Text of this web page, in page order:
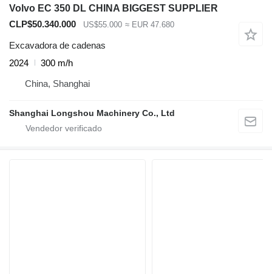
Volvo EC 350 DL CHINA BIGGEST SUPPLIER
CLP$50.340.000
US$55.000 ≈ EUR 47.680
Excavadora de cadenas
2024
300 m/h
China, Shanghai
Shanghai Longshou Machinery Co., Ltd